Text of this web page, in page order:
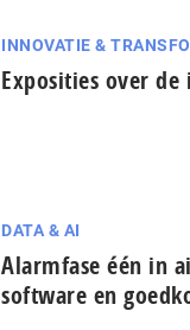
INNOVATIE &
Exposities over
DATA & AI
Alarmfase één in
software en